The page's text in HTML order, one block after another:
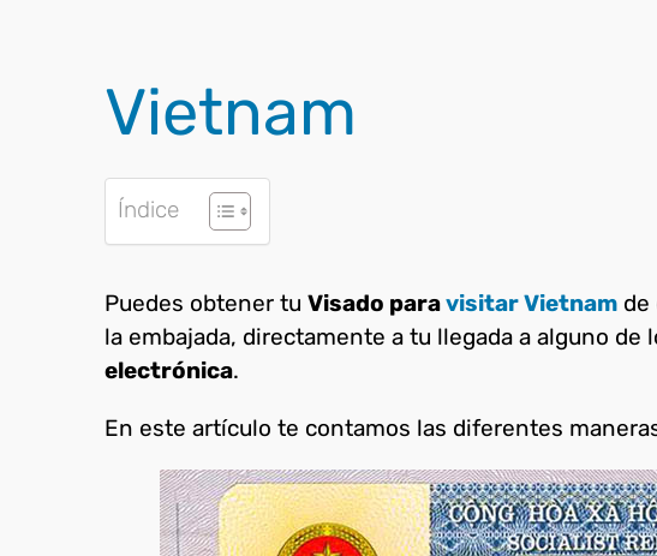
Vietnam
Índice
Puedes obtener tu Visado paravisitar Vietnam de
la embajada, directamente a tu llegada a alguno de
electrónica.
En este artículo te contamos las diferentes